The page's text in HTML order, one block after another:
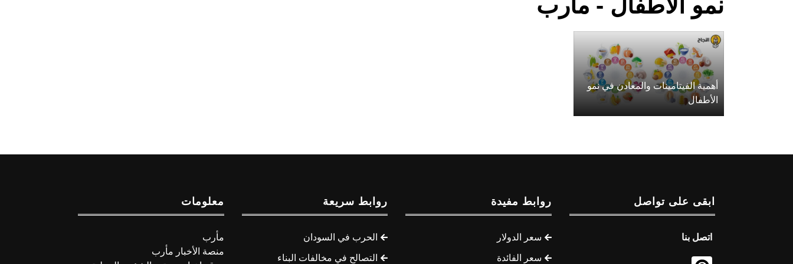
نمو الأطفال - مأرب
أهمية الفيتامينات والمعادن في نمو
الأطفال
ابقى على تواصل
اتصل بنا
روابط مفيدة
سعر الدولار
سعر الفائدة
روابط سريعة
الحرب في السودان
التصالح في مخالفات البناء
معلومات
مأرب
منصة الأخبار مأرب